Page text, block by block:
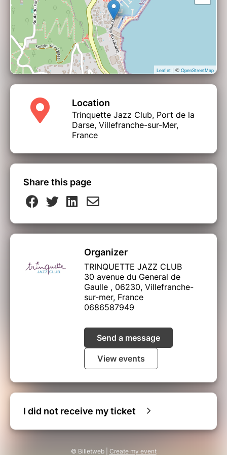
Leaflet | © OpenStreetMap
Location
Trinquette Jazz Club, Port de la
Darse, Villefranche-sur-Mer,
France
Share this page
Organizer
TRINQUETTE JAZZ CLUB
30 avenue du General de
Gaulle , 06230, Villefranche-
sur-mer, France
0686587949
Send a message
View events
I did not receive my ticket
© Billetweb | Create my event